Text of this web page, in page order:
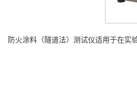
防火涂料（隧道法）测试仪适用于在实